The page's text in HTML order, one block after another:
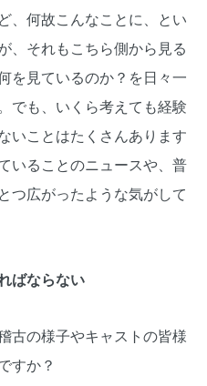
、何故こんなことに、とい
、それもこちら側から見る
を見ているのか？を日々一
でも、いくら考えても経験
いことはたくさんあります
いることのニュースや、普
つ広がったような気がして
ばならない
の様子やキャストの皆様
すか？